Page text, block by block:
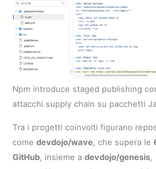
Npm introduce staged publishing
attacchi supply chain su pacchetti
Tra i progetti coinvolti figurano
comedevdojo/wave, che supera le
GitHub, insieme adevdojo/genesis,